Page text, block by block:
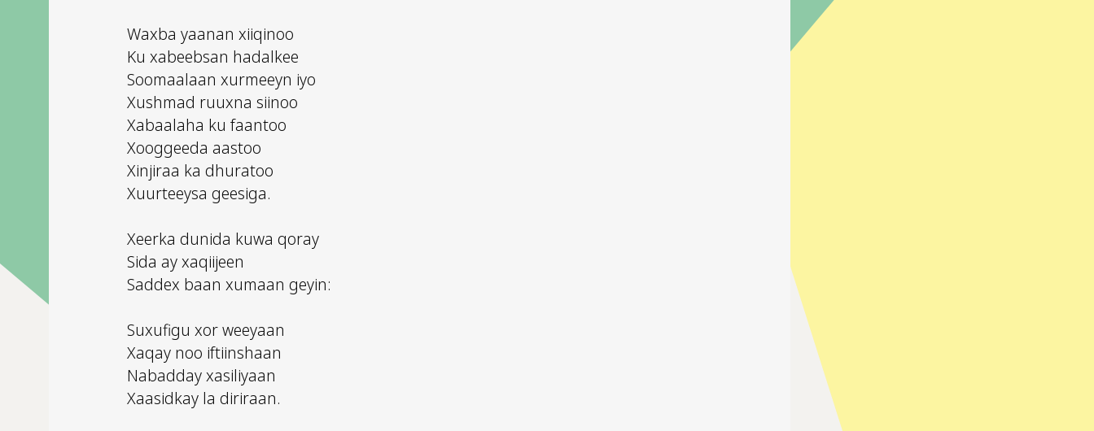
Waxba yaanan xiiqinoo
Ku xabeebsan hadalkee
Soomaalaan xurmeeyn iyo
Xushmad ruuxna siinoo
Xabaalaha ku faantoo
Xooggeeda aastoo
Xinjiraa ka dhuratoo
Xuurteeysa geesiga.
Xeerka dunida kuwa qoray
Sida ay xaqiijeen
Saddex baan xumaan geyin:
Suxufigu xor weeyaan
Xaqay noo iftiinshaan
Nabadday xasiliyaan
Xaasidkay la diriraan.